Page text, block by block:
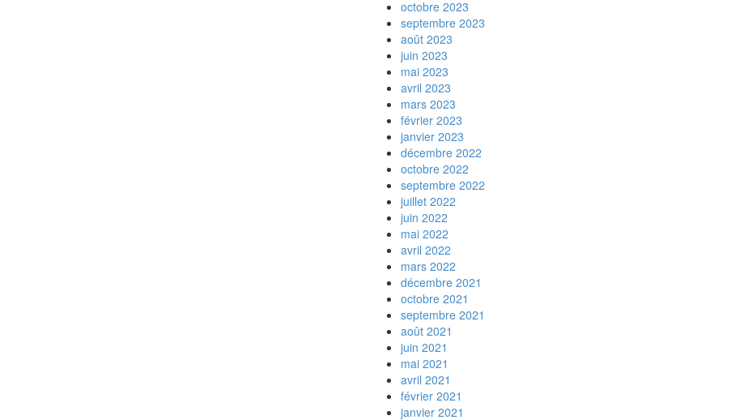
octobre 2023
septembre 2023
août 2023
juin 2023
mai 2023
avril 2023
mars 2023
février 2023
janvier 2023
décembre 2022
octobre 2022
septembre 2022
juillet 2022
juin 2022
mai 2022
avril 2022
mars 2022
décembre 2021
octobre 2021
septembre 2021
août 2021
juin 2021
mai 2021
avril 2021
février 2021
janvier 2021